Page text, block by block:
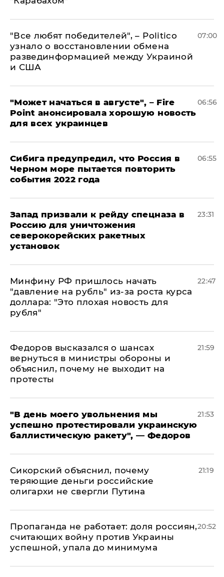
​"Все любят победителей", – Politico
узнало о восстановлении обмена
развединформацией между Украиной
и США
07:00
"Может начаться в августе", – Fire
Point анонсировала хорошую новость
для всех украинцев
06:56
Сибига предупредил, что Россия в
Черном море пытается повторить
события 2022 года
06:55
Запад призвали к рейду спецназа в
Россию для уничтожения
северокорейских ракетных
установок
23:31
Минфину РФ пришлось начать
"давление на рубль" из-за роста курса
доллара: "Это плохая новость для
рубля"
22:47
Федоров высказался о шансах
вернуться в министры обороны и
объяснил, почему не выходит на
протесты
21:59
​"В день моего увольнения мы
успешно протестировали украинскую
баллистическую ракету", — Федоров
21:53
Сикорский объяснил, почему
теряющие деньги российские
олигархи не свергли Путина
21:19
​Пропаганда не работает: доля россиян,
считающих войну против Украины
успешной, упала до минимума
20:52